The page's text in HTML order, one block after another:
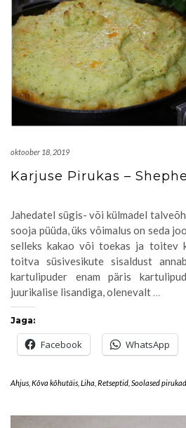
oktoober 18, 2019
Karjuse Pirukas –
Jahedatel sügis- või külmadel
sooja püüda, üks võimalus on seda
selleks kakao või toekas ja toitev
toitva süsivesikute sisaldust
kartulipuder enam päris
juurikalise lisandiga, olenevalt
Jaga:
Facebook WhatsApp
Ahjus Kõva kõhutäis Liha Retseptid Soolased pirukad